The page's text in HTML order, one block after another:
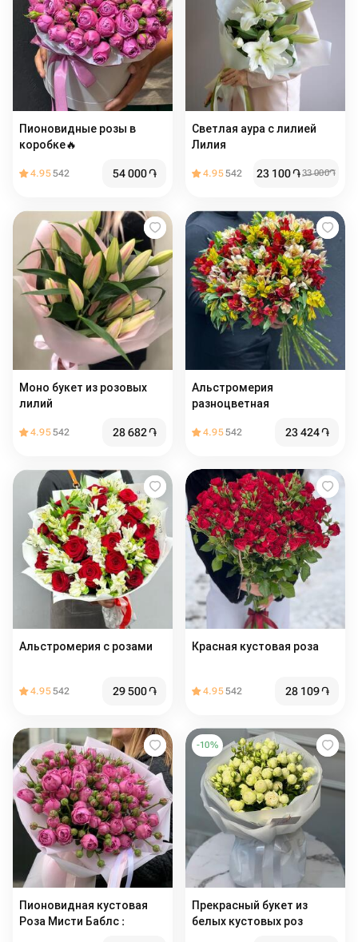
Пионовидные розы в
коробке🔥
4.95542 54 000֏
Светлая аура с лилией
Лилия
4.95542 23 100֏33 000֏
Моно букет из розовых
лилий
4.95542 28 682֏
Альстромерия
разноцветная
4.95542 23 424֏
Альстромерия с розами
4.95542 29 500֏
Красная кустовая роза
4.95542 28 109֏
Пионовидная кустовая
Роза Мисти Баблс :
-10%
Прекрасный букет из
белых кустовых роз